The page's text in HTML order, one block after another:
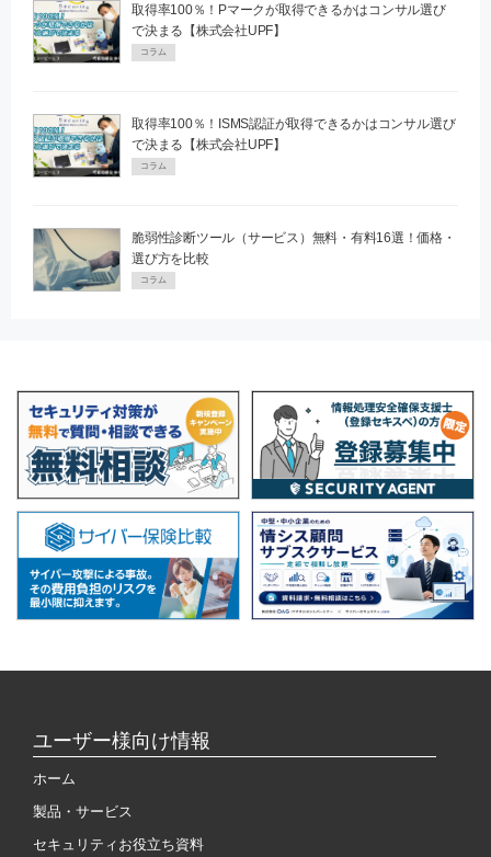
取得率100％！Pマークが取得できるかはコンサル選び
で決まる【株式会社UPF】
コラム
取得率100％！ISMS認証が取得できるかはコンサル選び
で決まる【株式会社UPF】
コラム
脆弱性診断ツール（サービス）無料・有料16選！価格・
選び方を比較
コラム
ユーザー様向け情報
ホーム
製品・サービス
セキュリティお役立ち資料